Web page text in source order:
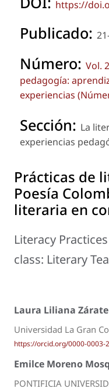
https://
Publicado:
Número: Vol.
pedagogía:
experiencias
Sección: La
experiencias
Prácticas de
Poesía
literaria en
Literacy
class: Literary
Laura Liliana
Universidad La Gran
https://orcid.org/0000-0003-
Emilce Moreno
PONTIFICIA